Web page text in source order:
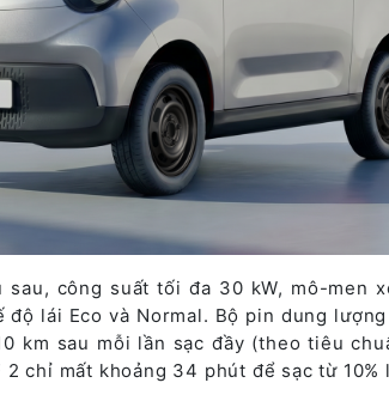
công suất tối đa 30 kW, mô-men
lái Eco và Normal. Bộ pin dung
km sau mỗi lần sạc đầy (theo tiêu
chỉ mất khoảng 34 phút để sạc từ 10%